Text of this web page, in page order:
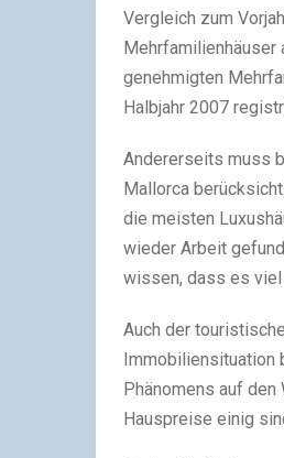
Vergleich zum
Mehrfamilienhäuser
genehmigten
Halbjahr 2007
Andererseits muss
Mallorca
die meisten
wieder Arbeit
wissen, dass es viel
Auch der
Immobiliensituation
Phänomens auf
Hauspreise einig